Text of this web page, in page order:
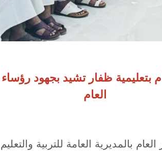
بتعليمية ظفار تشيد بجهود
العام
بالمديرية العامة للتربية